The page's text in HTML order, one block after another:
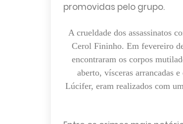
promovidas pelo grupo.
A crueldade dos assassinatos
Cerol Fininho. Em fevereiro
encontraram os corpos
aberto, vísceras arrancadas
Lúcifer, eram realizados com